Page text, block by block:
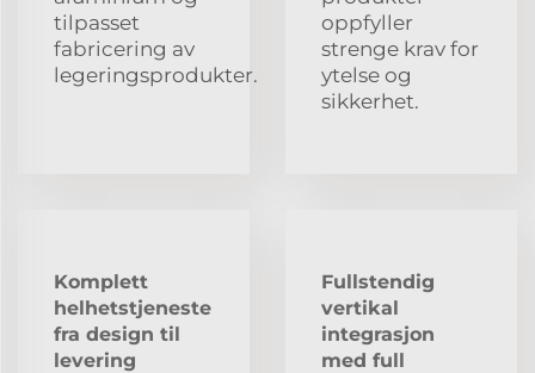
tilpasset
fabricering av
legeringsprodukter.
oppfyller
strenge krav for
ytelse og
sikkerhet.
Komplett
helhetstjeneste
fra design til
levering
Fullstendig
vertikal
integrasjon
med full